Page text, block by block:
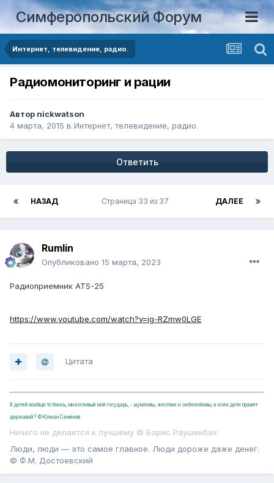
Симферопольский Форум
Интернет, телевидение, радио.
Радиомониторинг и рации
Автор nickwatson
4 марта, 2015 в Интернет, телевидение, радио.
Ответить
НАЗАД ДАЛЕЕ
Страница 33 из 37
Rumlin
Опубликовано 15 марта, 2023
Радиоприемник ATS-25
https://www.youtube.com/watch?v=ig-RZmw0LGE
Цитата
Я детей вообще то боюсь, милостивый мой государь, - шумливы, жестоки и себялюбивы, а коли дети правят
державой? ©Юлиан Семёнов
Ничего не делается к лучшему © Борис Раушенбах
Люди, люди — это самое главное. Люди дороже даже денег.
© Ф.М. Достоевский